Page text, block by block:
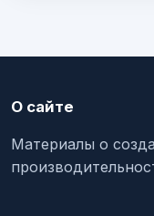
О сайте
Материалы о